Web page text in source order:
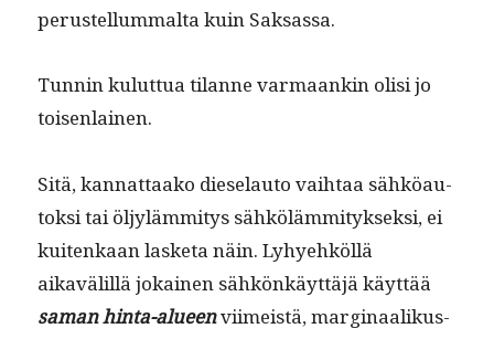
perustel­lum­mal­ta kuin Saksassa.
Tun­nin kulut­tua tilanne var­maankin olisi jo
toisenlainen.
Sitä, kan­nat­taako diese­lau­to vai­h­taa sähköau­
tok­si tai öljyläm­mi­tys sähköläm­mi­tyk­sek­si, ei
kuitenkaan las­ke­ta näin. Lyhyehköl­lä
aikavälil­lä jokainen sähkönkäyt­täjä käyt­tää
saman hin­ta-alueenviimeistä, mar­gin­aa­likus­